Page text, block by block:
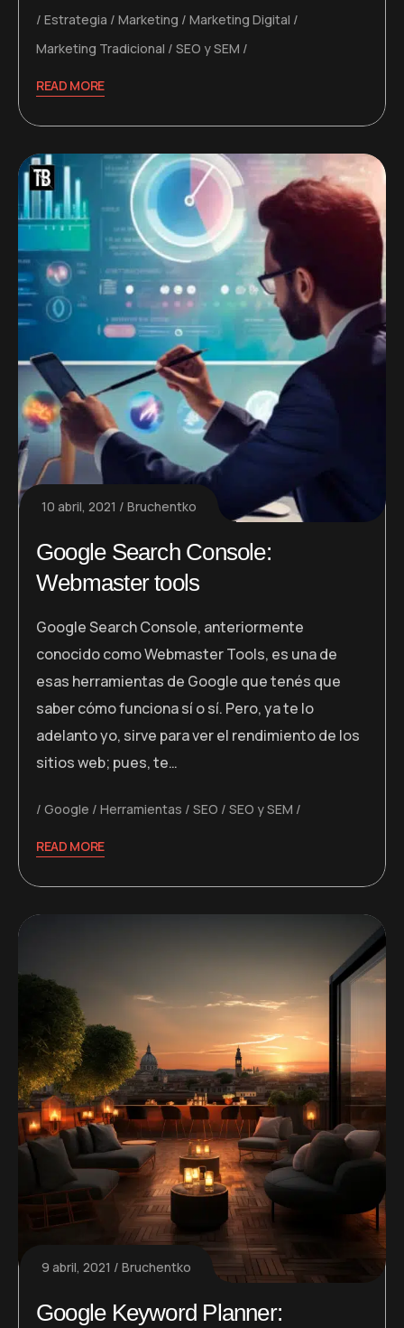
Estrategia Marketing
Marketing Digital
Marketing Tradicional
SEO y SEM
READ MORE
10 abril, 2021 Bruchentko
Google Search Console:
Webmaster tools
Google Search Console, anteriormente
conocido como Webmaster Tools, es una de
esas herramientas de Google que tenés que
saber cómo funciona sí o sí. Pero, ya te lo
adelanto yo, sirve para ver el rendimiento de los
sitios web; pues, te…
Google Herramientas SEO SEO y SEM
READ MORE
9 abril, 2021 Bruchentko
Google Keyword Planner: